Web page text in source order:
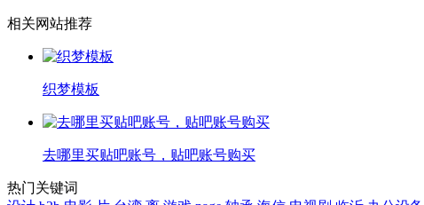
相关网站推荐
织梦模板
去哪里买贴吧账号，贴吧账号购买
热门关键词